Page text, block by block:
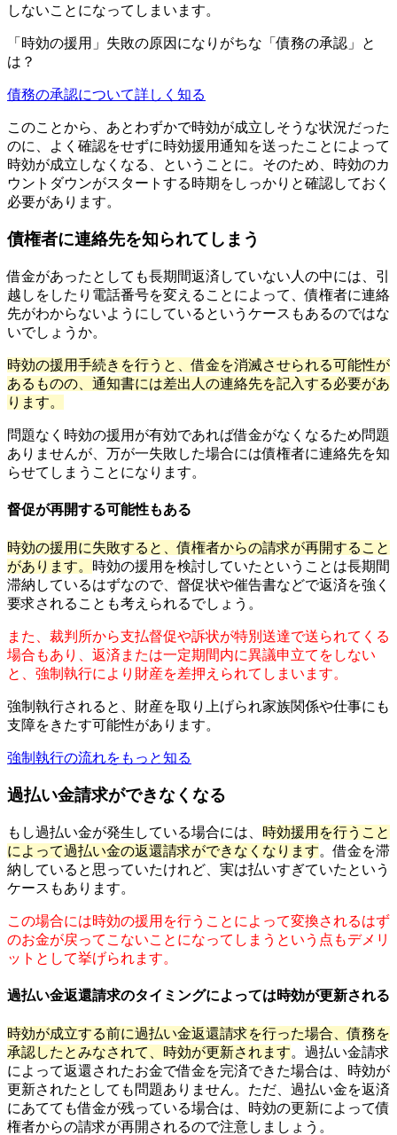
しないことになってしまいます。
「時効の援用」失敗の原因になりがちな「債務の承認」と
は？
債務の承認について詳しく知る
このことから、あとわずかで時効が成立しそうな状況だった
のに、よく確認をせずに時効援用通知を送ったことによって
時効が成立しなくなる、ということに。そのため、時効のカ
ウントダウンがスタートする時期をしっかりと確認しておく
必要があります。
債権者に連絡先を知られてしまう
借金があったとしても長期間返済していない人の中には、引
越しをしたり電話番号を変えることによって、債権者に連絡
先がわからないようにしているというケースもあるのではな
いでしょうか。
時効の援用手続きを行うと、借金を消滅させられる可能性が
あるものの、通知書には差出人の連絡先を記入する必要があ
ります。
問題なく時効の援用が有効であれば借金がなくなるため問題
ありませんが、万が一失敗した場合には債権者に連絡先を知
らせてしまうことになります。
督促が再開する可能性もある
時効の援用に失敗すると、債権者からの請求が再開すること
があります。 時効の援用を検討していたということは長期間
滞納しているはずなので、督促状や催告書などで返済を強く
要求されることも考えられるでしょう。
また、裁判所から支払督促や訴状が特別送達で送られてくる
場合もあり、返済または一定期間内に異議申立てをしない
と、強制執行により財産を差押えられてしまいます。
強制執行されると、財産を取り上げられ家族関係や仕事にも
支障をきたす可能性があります。
強制執行の流れをもっと知る
過払い金請求ができなくなる
もし過払い金が発生している場合には、 時効援用を行うこと
によって過払い金の返還請求ができなくなります。借金を滞
納していると思っていたけれど、実は払いすぎていたという
ケースもあります。
この場合には時効の援用を行うことによって変換されるはず
のお金が戻ってこないことになってしまうという点もデメリ
ットとして挙げられます。
過払い金返還請求のタイミングによっては時効が更新される
時効が成立する前に過払い金返還請求を行った場合、債務を
承認したとみなされて、時効が更新されます。過払い金請求
によって返還されたお金で借金を完済できた場合は、時効が
更新されたとしても問題ありません。ただ、過払い金を返済
にあてても借金が残っている場合は、時効の更新によって債
権者からの請求が再開されるので注意しましょう。